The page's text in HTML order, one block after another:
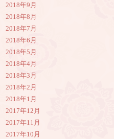
2018年9月
2018年8月
2018年7月
2018年6月
2018年5月
2018年4月
2018年3月
2018年2月
2018年1月
2017年12月
2017年11月
2017年10月